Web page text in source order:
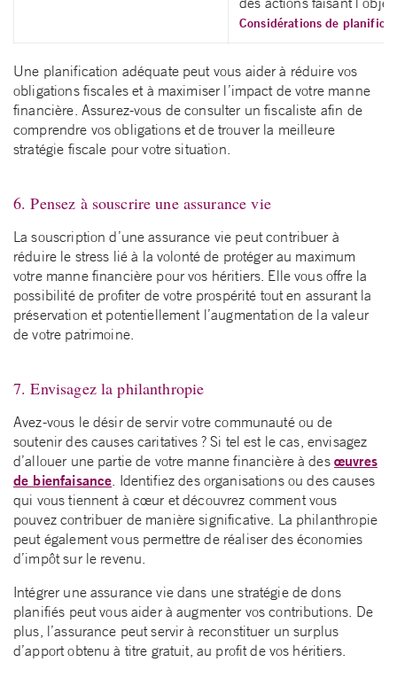
Considérations de
Une planification adéquate peut vous aider à réduire vos
obligations fiscales et à maximiser l’impact de votre manne
financière. Assurez-vous de consulter un fiscaliste afin de
comprendre vos obligations et de trouver la meilleure
stratégie fiscale pour votre situation.
6. Pensez à souscrire une assurance vie
La souscription d’une assurance vie peut contribuer à
réduire le stress lié à la volonté de protéger au maximum
votre manne financière pour vos héritiers. Elle vous offre la
possibilité de profiter de votre prospérité tout en assurant la
préservation et potentiellement l’augmentation de la valeur
de votre patrimoine.
7. Envisagez la philanthropie
Avez-vous le désir de servir votre communauté ou de
soutenir des causes caritatives ? Si tel est le cas, envisagez
d’allouer une partie de votre manne financière à des œuvres
de bienfaisance. Identifiez des organisations ou des causes
qui vous tiennent à cœur et découvrez comment vous
pouvez contribuer de manière significative. La philanthropie
peut également vous permettre de réaliser des économies
d’impôt sur le revenu.
Intégrer une assurance vie dans une stratégie de dons
planifiés peut vous aider à augmenter vos contributions. De
plus, l’assurance peut servir à reconstituer un surplus
d’apport obtenu à titre gratuit, au profit de vos héritiers.